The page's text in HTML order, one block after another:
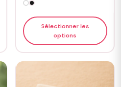
Sélectionner les
options